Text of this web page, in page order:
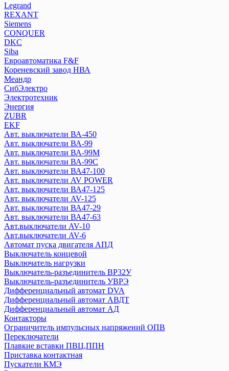
HS Electro
Legrand
REXANT
Siemens
CONQUER
DKC
Siba
Евроавтоматика F&F
Кореневский завод НВА
Меандр
СибЭлектро
Электротехник
Энергия
ZUBR
EKF
Авт. выключатели ВА-450
Авт. выключатели ВА-99
Авт. выключатели ВА-99М
Авт. выключатели ВА-99С
Авт. выключатели AV POWER
Авт. выключатели ВА47-100
Авт. выключатели AV-125
Авт. выключатели ВА47-125
Авт. выключатели ВА47-29
Авт. выключатели ВА47-63
Авт.выключатели AV-10
Авт.выключатели AV-6
Автомат пуска двигателя АПД
Выключатель концевой
Выключатель нагрузки
Выключатель-разъединитель ВР32У
Выключатель-разъединитель УВРЭ
Дифференциальный автомат DVA
Legrand
REXANT
Siemens
CONQUER
DKC
Siba
Евроавтоматика F&F
Кореневский завод НВА
Меандр
СибЭлектро
Электротехник
Энергия
ZUBR
EKF
Авт. выключатели ВА-450
Авт. выключатели ВА-99
Авт. выключатели ВА-99М
Авт. выключатели ВА-99С
Авт. выключатели ВА47-100
Авт. выключатели AV POWER
Авт. выключатели ВА47-125
Авт. выключатели AV-125
Авт. выключатели ВА47-29
Авт. выключатели ВА47-63
Авт.выключатели AV-10
Авт.выключатели AV-6
Автомат пуска двигателя АПД
Выключатель концевой
Выключатель нагрузки
Выключатель-разъединитель ВР32У
Выключатель-разъединитель УВРЭ
Дифференциальный автомат DVA
Дифференциальный автомат АВДТ
Дифференциальный автомат АД
Контакторы
Ограничитель импульсных напряжений ОПВ
Переключатели
Плавкие вставки ПВЦ,ППН
Приставка контактная
Пускатели КМЭ